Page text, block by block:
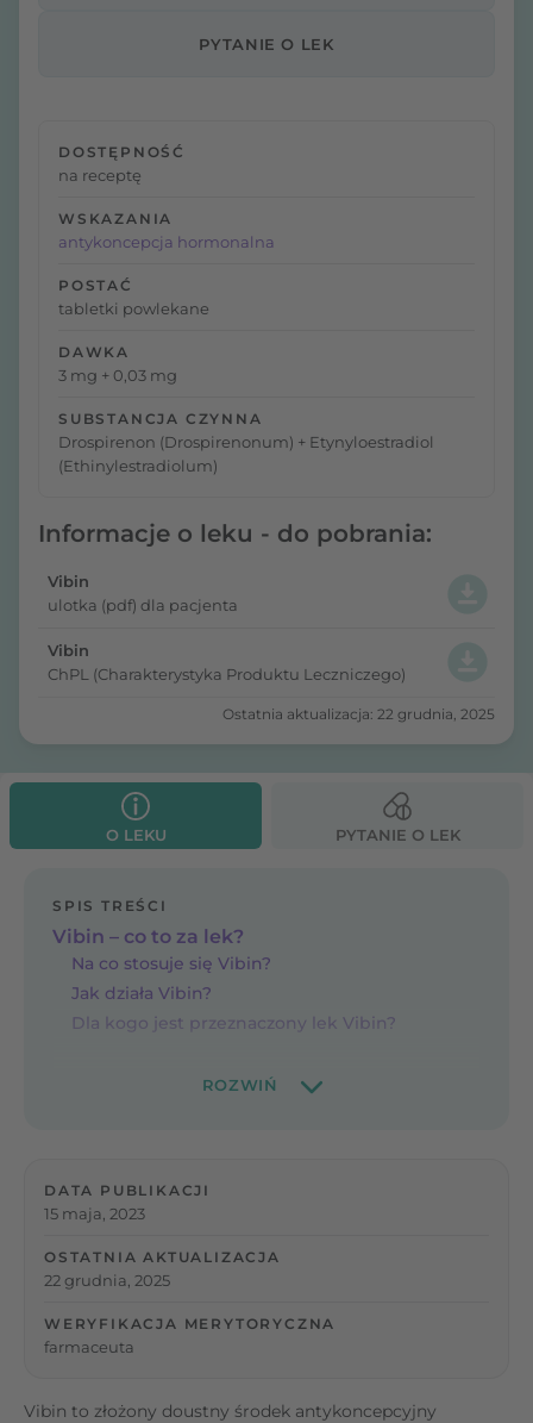
PYTANIE O LEK
DOSTĘPNOŚĆ
na receptę
WSKAZANIA
antykoncepcja hormonalna
POSTAĆ
tabletki powlekane
DAWKA
3 mg + 0,03 mg
SUBSTANCJA CZYNNA
Drospirenon (Drospirenonum) + Etynyloestradiol
(Ethinylestradiolum)
Informacje o leku - do pobrania:
Vibin
ulotka (pdf) dla pacjenta
Vibin
ChPL (Charakterystyka Produktu Leczniczego)
Ostatnia aktualizacja: 22 grudnia, 2025
O LEKU PYTANIE O LEK
SPIS TREŚCI
Vibin – co to za lek?
Na co stosuje się Vibin?
Jak działa Vibin?
Dla kogo jest przeznaczony lek Vibin?
DATA PUBLIKACJI
15 maja, 2023
OSTATNIA AKTUALIZACJA
22 grudnia, 2025
WERYFIKACJA MERYTORYCZNA
farmaceuta
Vibin to złożony doustny środek antykoncepcyjny